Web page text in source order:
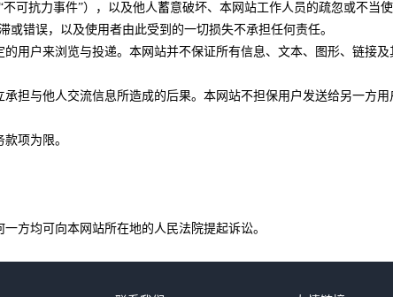
可抗力事件”），以及他人蓄意破坏、本网站工作人员的疏忽或不当
错误，以及使用者由此受到的一切损失不承担任何责任。
用户来浏览与投递。本网站并不保证所有信息、文本、图形、链接
担与他人交流信息所造成的后果。本网站不担保用户发送给另一方
项为限。
方均可向本网站所在地的人民法院提起诉讼。